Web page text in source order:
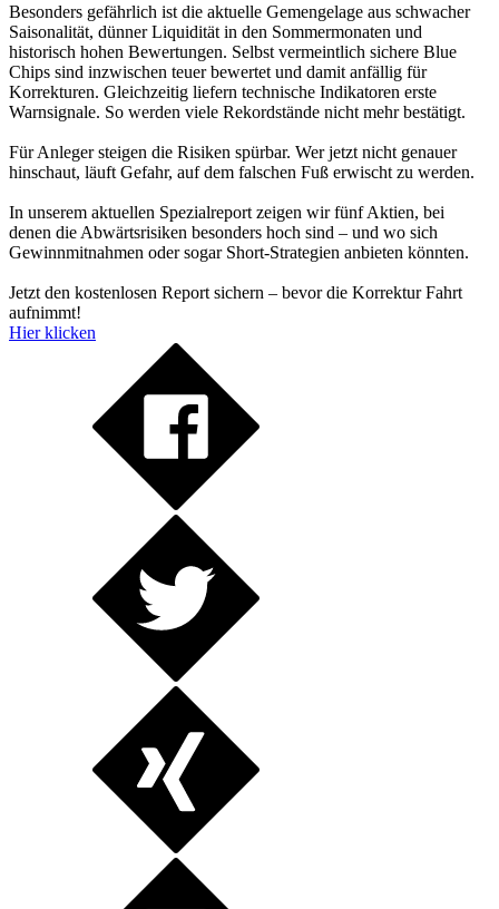
Besonders gefährlich ist die aktuelle Gemengelage aus schwacher
Saisonalität, dünner Liquidität in den Sommermonaten und
historisch hohen Bewertungen. Selbst vermeintlich sichere Blue
Chips sind inzwischen teuer bewertet und damit anfällig für
Korrekturen. Gleichzeitig liefern technische Indikatoren erste
Warnsignale. So werden viele Rekordstände nicht mehr bestätigt.
Für Anleger steigen die Risiken spürbar. Wer jetzt nicht genauer
hinschaut, läuft Gefahr, auf dem falschen Fuß erwischt zu werden.
In unserem aktuellen Spezialreport zeigen wir fünf Aktien, bei
denen die Abwärtsrisiken besonders hoch sind – und wo sich
Gewinnmitnahmen oder sogar Short-Strategien anbieten könnten.
Jetzt den kostenlosen Report sichern – bevor die Korrektur Fahrt
aufnimmt!
Hier klicken